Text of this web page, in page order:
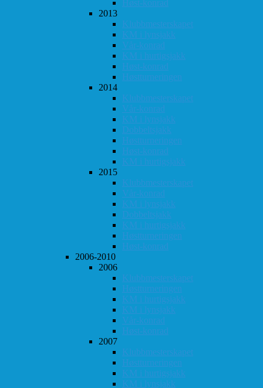
Høst-konrad
2013
Klubbmesterskapet
KM i lynsjakk
Vår-konrad
KM i hurtigsjakk
Høst-konrad
Høstturneringen
2014
Klubbmesterskapet
Vår-konrad
KM i lynsjakk
Dobbeltsjakk
Høstturneringen
Høst-konrad
KM i hurtigsjakk
2015
Klubbmesterskapet
Vår-konrad
KM i lynsjakk
Dobbeltsjakk
KM i hurtigsjakk
Høstturneringen
Høst-konrad
2006-2010
2006
Klubbmesterskapet
Høstturneringen
KM i hurtigsjakk
KM i lynsjakk
Vår-konrad
Høst-konrad
2007
Klubbmesterskapet
Høstturneringen
KM i hurtigsjakk
KM i lynsjakk